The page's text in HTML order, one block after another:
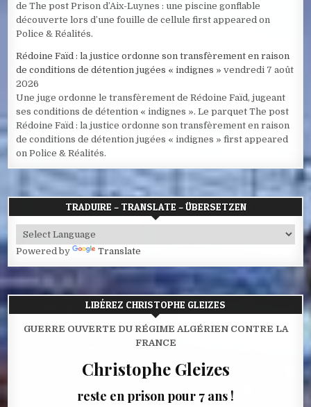
de The post Prison d’Aix-Luynes : une piscine gonflable
découverte lors d’une fouille de cellule first appeared on
Police & Réalités.
Rédoine Faïd : la justice ordonne son transfèrement en raison
de conditions de détention jugées « indignes » vendredi 7 août
2026
Une juge ordonne le transfèrement de Rédoine Faïd, jugeant
ses conditions de détention « indignes ». Le parquet The post
Rédoine Faïd : la justice ordonne son transfèrement en raison
de conditions de détention jugées « indignes » first appeared
on Police & Réalités.
TRADUIRE – TRANSLATE – ÜBERSETZEN
Powered by Translate
LIBÉREZ CHRISTOPHE GLEIZES
GUERRE OUVERTE DU RÉGIME ALGÉRIEN CONTRE LA
FRANCE
Christophe Gleizes
reste en prison pour 7 ans !